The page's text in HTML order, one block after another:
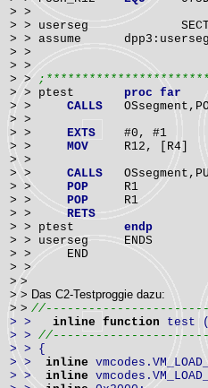
> >
> > userseg SECTION
> > assume dpp3:userseg
> >
> >
> >
> > ptest proc far
> > CALLS
> >
> > EXTS #0, #1
> > MOV R12, [R4]
> >
> > CALLS
> > POP R1
> > POP R1
> > RETS
> > ptest endp
> > userseg ENDS
> > END
> >
> >
> > Das C2-Testproggie dazu:
> >
> > inline function test (
> >
> > {
> > inline
> > inline